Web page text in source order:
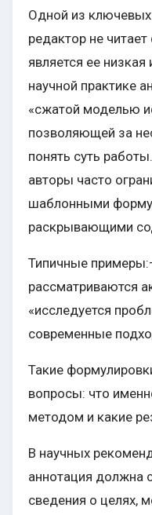
Одной из ключевых
редактор не
является ее
научной практике
«сжатой моделью
позволяющей за
понять суть
авторы часто
шаблонными
раскрывающими
Типичные
рассматриваются
«исследуется
современные
Такие
вопросы: что
методом и какие
В научных
аннотация должна
сведения о целях,